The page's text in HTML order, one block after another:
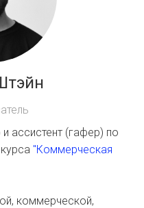
ассистент (гафер) по
"Коммерческая
коммерческой,